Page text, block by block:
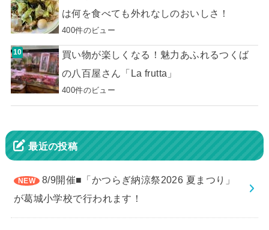
は何を食べても外れなしのおいしさ！
400件のビュー
買い物が楽しくなる！魅力あふれるつくば
の八百屋さん「La frutta」
400件のビュー
最近の投稿
8/9開催■「かつらぎ納涼祭2026 夏まつり」
が葛城小学校で行われます！